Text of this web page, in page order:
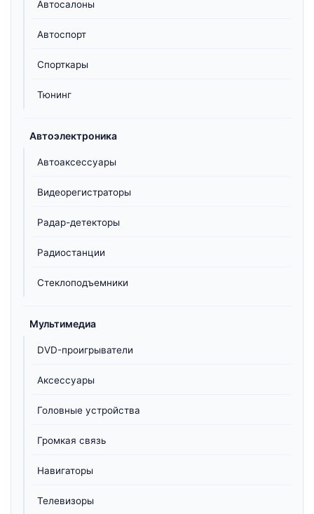
Автосалоны
Автоспорт
Спорткары
Тюнинг
Автоэлектроника
Автоаксессуары
Видеорегистраторы
Радар-детекторы
Радиостанции
Стеклоподъемники
Мультимедиа
DVD-проигрыватели
Аксессуары
Головные устройства
Громкая связь
Навигаторы
Телевизоры